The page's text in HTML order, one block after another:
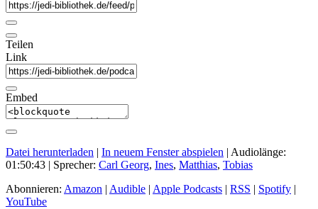
Teilen
Link
Embed
Datei herunterladen | In neuem Fenster abspielen | Audiolänge:
01:50:43 | Sprecher: Carl Georg, Ines, Matthias, Tobias
Abonnieren: Amazon | Audible | Apple Podcasts | RSS | Spotify |
YouTube